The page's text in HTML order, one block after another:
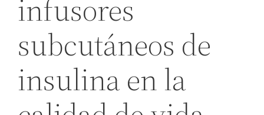
infusores
subcutáneos de
insulina en la